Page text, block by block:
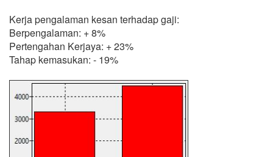
Kerja pengalaman kesan terhadap gaji:
Berpengalaman: + 8%
Pertengahan Kerjaya: + 23%
Tahap kemasukan: - 19%